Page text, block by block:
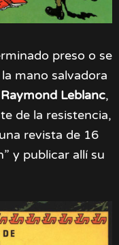
preso o se
mano salvadora
Raymond Leblanc,
de la resistencia,
revista de 16
y publicar allí su